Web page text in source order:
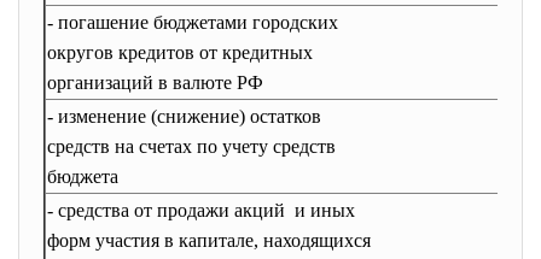
- погашение бюджетами городских
округов кредитов от кредитных
организаций в валюте РФ
- изменение (снижение) остатков
средств на счетах по учету средств
бюджета
- средства от продажи акций и иных
форм участия в капитале, находящихся